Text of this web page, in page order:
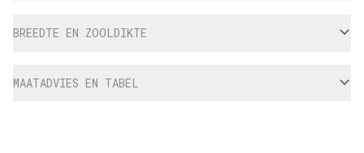
BREEDTE EN ZOOLDIKTE
MAATADVIES EN TABEL